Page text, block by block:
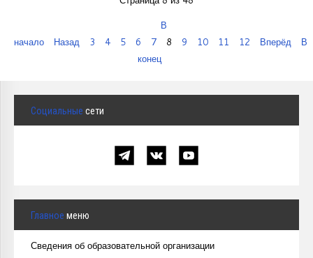
В
начало
Назад 3 4 5 6 7 8 9 10 11 12 Вперёд
В
конец
Социальные сети
Главное меню
Сведения об образовательной организации